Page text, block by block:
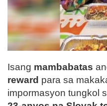
Isang mambabatas
reward para sa
impormasyon tungkol